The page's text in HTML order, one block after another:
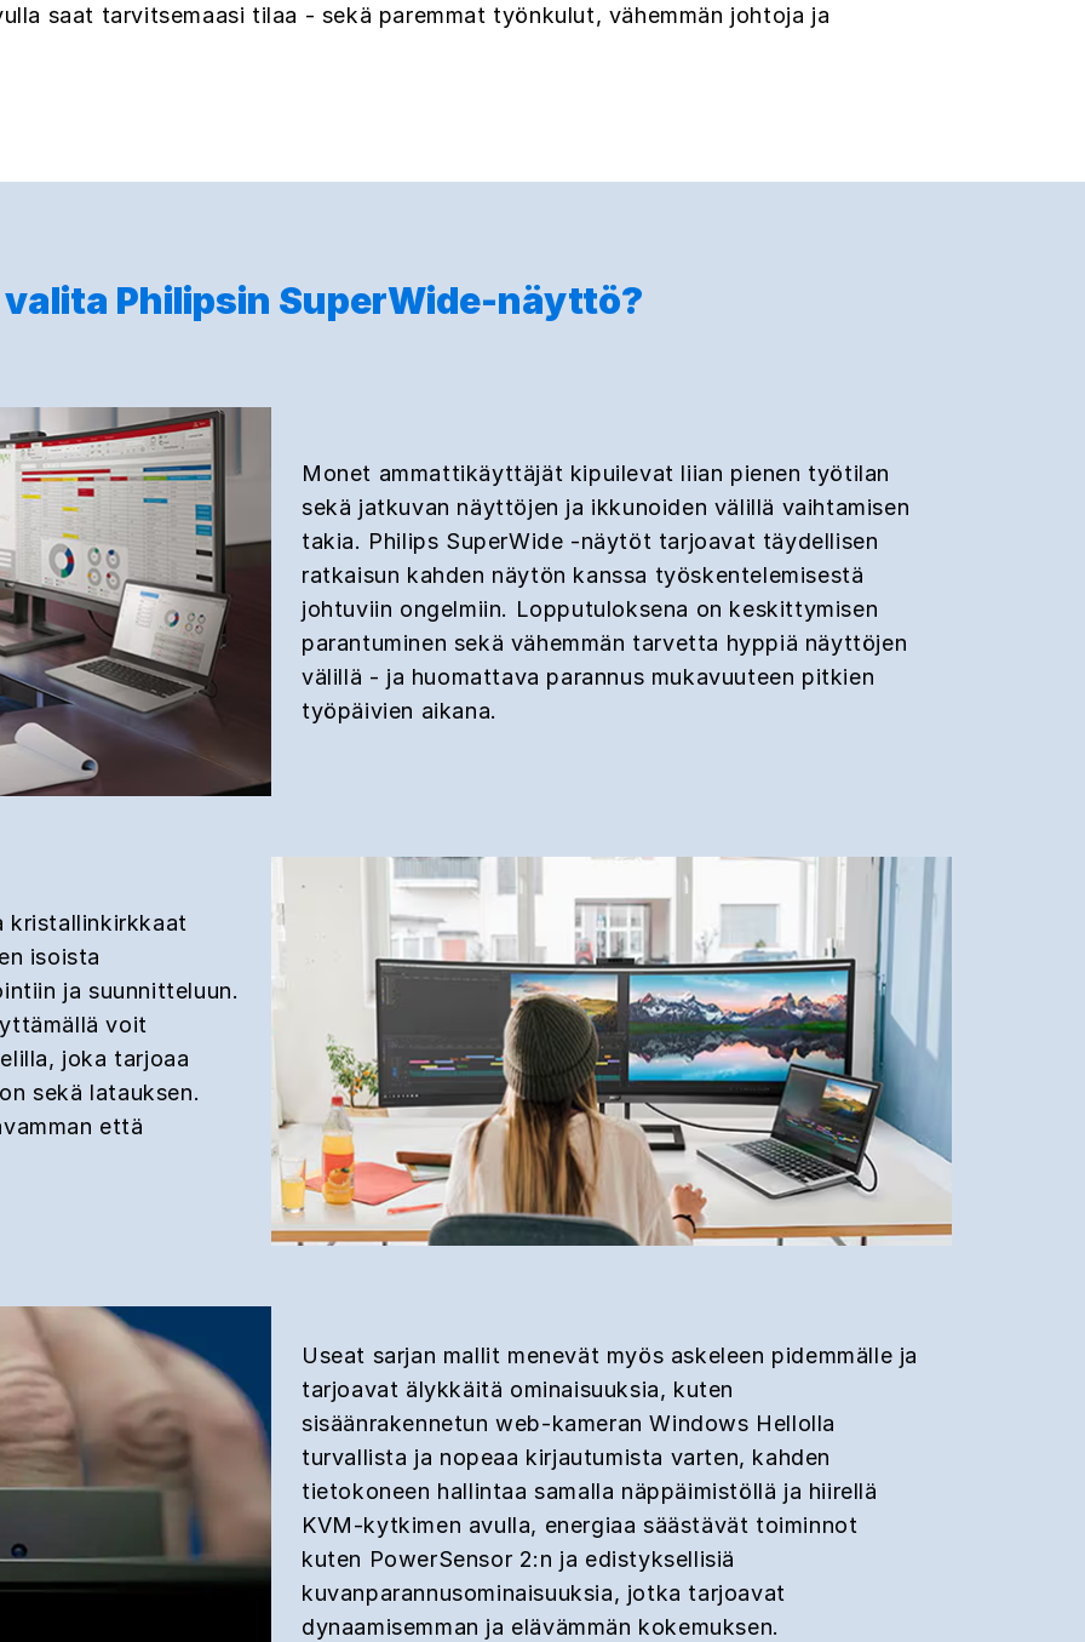
saat tarvitsemaasi tilaa - sekä paremmat työnkulut, vähemmän johtoja ja
Philipsin SuperWide-näyttö?
Monet ammattikäyttäjät kipuilevat liian pienen työtilan
sekä jatkuvan näyttöjen ja ikkunoiden välillä vaihtamisen
takia. Philips SuperWide -näytöt tarjoavat täydellisen
ratkaisun kahden näytön kanssa työskentelemisestä
johtuviin ongelmiin. Lopputuloksena on keskittymisen
parantuminen sekä vähemmän tarvetta hyppiä näyttöjen
välillä - ja huomattava parannus mukavuuteen pitkien
työpäivien aikana.
kristallinkirkkaat
isoista
ja suunnitteluun.
voit
joka tarjoaa
sekä latauksen.
että
Useat sarjan mallit menevät myös askeleen pidemmälle ja
tarjoavat älykkäitä ominaisuuksia, kuten
sisäänrakennetun web-kameran Windows Hellolla
turvallista ja nopeaa kirjautumista varten, kahden
tietokoneen hallintaa samalla näppäimistöllä ja hiirellä
KVM-kytkimen avulla, energiaa säästävät toiminnot
kuten PowerSensor 2:n ja edistyksellisiä
kuvanparannusominaisuuksia, jotka tarjoavat
dynaamisemman ja elävämmän kokemuksen.